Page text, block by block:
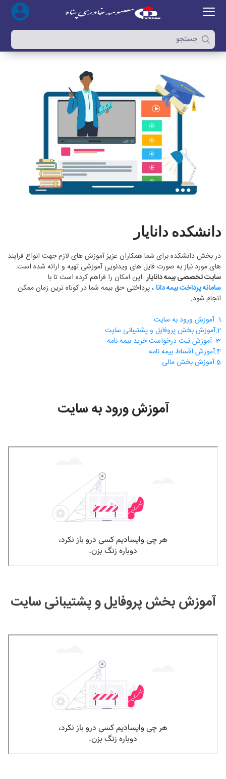
دانشکده دانایار
در بخش دانشکده برای شما همکاران عزیز آموزش های لازم جهت انواع فرایند
های مورد نیاز به صورت فایل های ویدئویی آموزشی تهیه و ارائه شده است.
سایت تخصصی بیمه دانایاراین امکان را فراهم کرده است تا با
سامانه پرداخت بیمه دانا ، پرداختی حق بیمه شما در کوتاه ترین زمان ممکن
انجام شود.
1. آموزش ورود به سایت
2.آموزش بخش پروفایل و پشتیبانی سایت
3. آموزش ثبت درخواست خرید بیمه نامه
4.آموزش اقساط بیمه نامه
5.آموزش بخش مالی
آموزش ورود به سایت
آموزش بخش پروفایل و پشتیبانی سایت